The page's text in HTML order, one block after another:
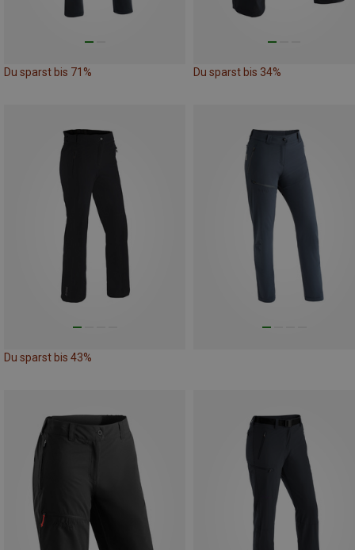
Du sparst bis 71% Du sparst bis 34%
Du sparst bis 43%